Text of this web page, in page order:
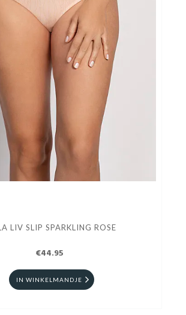
LIV SLIP SPARKLING ROSE
€44.95
IN WINKELMANDJE